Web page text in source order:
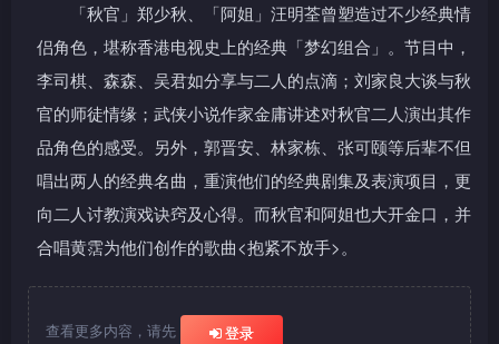
「秋官」郑少秋、「阿姐」汪明荃曾塑造过不少经典情
侣角色，堪称香港电视史上的经典「梦幻组合」。节目中，
李司棋、森森、吴君如分享与二人的点滴；刘家良大谈与秋
官的师徒情缘；武侠小说作家金庸讲述对秋官二人演出其作
品角色的感受。另外，郭晋安、林家栋、张可颐等后辈不但
唱出两人的经典名曲，重演他们的经典剧集及表演项目，更
向二人讨教演戏诀窍及心得。而秋官和阿姐也大开金口，并
合唱黄霑为他们创作的歌曲<抱紧不放手>。
查看更多内容，请先 登录